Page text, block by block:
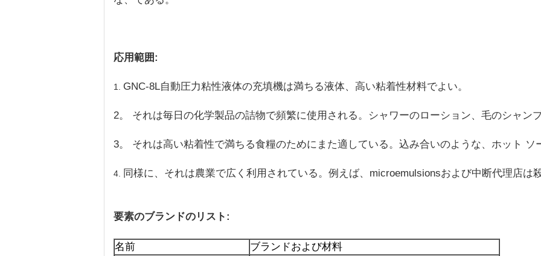
応用範囲:
1. GNC-8L自動圧力粘性液体の充填機は満ちる液体、高い粘着性材料でよい。
2。 それは毎日の化学製品の詰物で頻繁に使用される。シャワーのローション、毛のシャン
3。 それは高い粘着性で満ちる食糧のためにまた適している。込み合いのような、ホット ソ
4. 同様に、それは農業で広く利用されている。例えば、microemulsionsおよび中断代理店は
要素のブランドのリスト:
名前
ブランドおよび材料